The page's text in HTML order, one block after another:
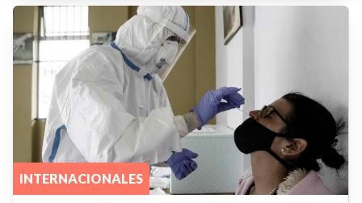
INTERNACIONALES